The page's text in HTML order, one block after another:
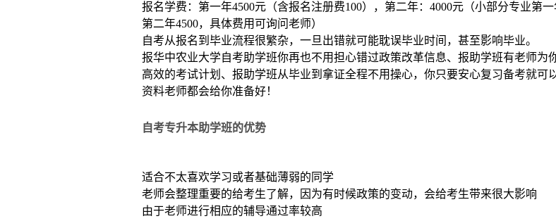
报名学费：第一年4500元（含报名注册费100），第二年：4000元（小部分专业第一
第二年4500，具体费用可询问老师）
自考从报名到毕业流程很繁杂，一旦出错就可能耽误毕业时间，甚至影响毕业。
报华中农业大学自考助学班你再也不用担心错过政策改革信息、报助学班有老师为
高效的考试计划、报助学班从毕业到拿证全程不用操心，你只要安心复习备考就可
资料老师都会给你准备好！
自考专升本助学班的优势
适合不太喜欢学习或者基础薄弱的同学
老师会整理重要的给考生了解，因为有时候政策的变动，会给考生带来很大影响
由于老师进行相应的辅导通过率较高